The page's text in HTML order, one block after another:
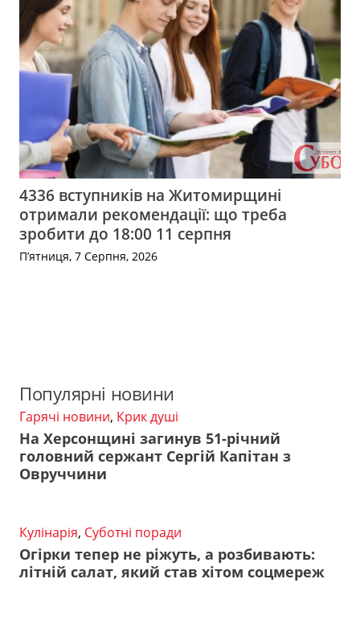
4336 вступників на Житомирщині
отримали рекомендації: що треба
зробити до 18:00 11 серпня
П’ятниця, 7 Серпня, 2026
Популярні новини
Гарячі новини, Крик душі
На Херсонщині загинув 51-річний
головний сержант Сергій Капітан з
Овруччини
Кулінарія, Суботні поради
Огірки тепер не ріжуть, а розбивають:
літній салат, який став хітом соцмереж